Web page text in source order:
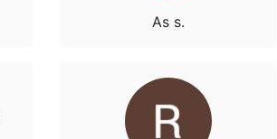
As s.